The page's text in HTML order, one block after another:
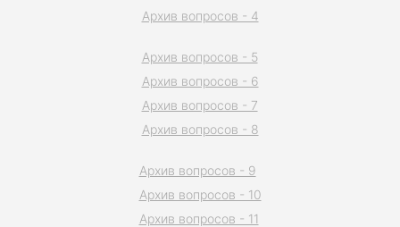
Архив вопросов - 4
Архив вопросов - 5
Архив вопросов - 6
Архив вопросов - 7
Архив вопросов - 8
Архив вопросов - 9
Архив вопросов - 10
Архив вопросов - 11